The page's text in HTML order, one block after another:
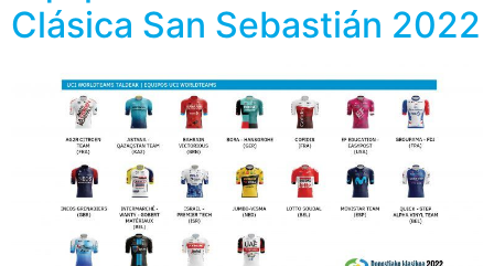
Clásica San Sebastián 2022